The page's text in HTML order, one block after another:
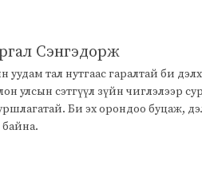
Сэнгэдорж
уудам тал нутгаас гаралтай би
улсын сэтгүүл зүйн чиглэлээр
Би эх орондоо буцаж,